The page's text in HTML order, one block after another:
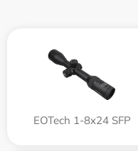
EOTech 1-8x24 SFP